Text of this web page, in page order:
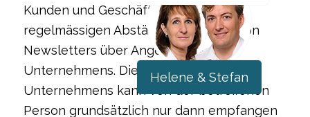
Kunden und Geschäftspartner in
regelmässigen Abständen im Wege von
Newsletters über Angebote des
Unternehmens. Die Newsletter unseres
Unternehmens kann von der betroffenen
Person grundsätzlich nur dann empfangen
Helene & Stefan